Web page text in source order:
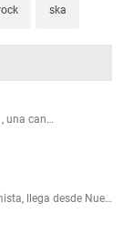
ska
una can…
llega desde Nue…